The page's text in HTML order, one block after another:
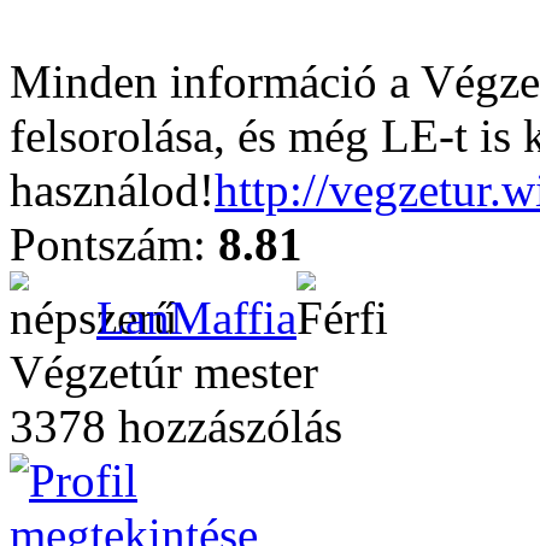
Minden információ a
felsorolása, és még LE-t is
használod!http://
Pontszám: 8.81
LanMaffia
Végzetúr mester
3378 hozzászólás